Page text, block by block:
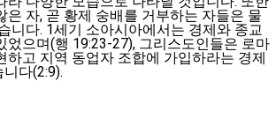
은 자, 곧 황제 숭배를 거부하는 자들은 물
니다. 1세기 소아시아에서는 경제와 종교
었으며(행 19:23-27), 그리스도인들은 로마
하고 지역 동업자 조합에 가입하라는 경제
다(2:9).